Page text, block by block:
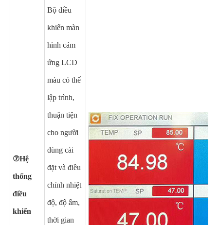
⑦Hệ
thống
điều
khiển
Bộ điều
khiển màn
hình cảm
ứng LCD
màu có thể
lập trình,
thuận tiện
cho người
dùng cài
đặt và điều
chỉnh nhiệt
độ, độ ẩm,
thời gian